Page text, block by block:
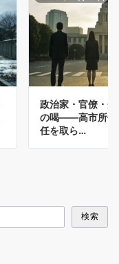
政治家・官僚・
の喝――高市所信
任を取ら…
検索